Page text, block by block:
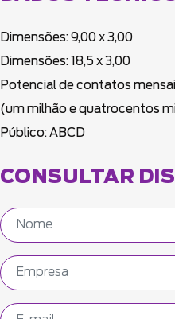
Dimensões: 9,00 x 3,00
Dimensões: 18,5 x 3,00
Potencial de contatos
(um milhão e quatrocentos
Público: ABCD
CONSULTAR